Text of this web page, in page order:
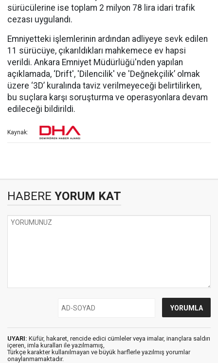
sürücülerine ise toplam 2 milyon 78 lira idari trafik
cezası uygulandı.
Emniyetteki işlemlerinin ardından adliyeye sevk edilen
11 sürücüye, çıkarıldıkları mahkemece ev hapsi
verildi. Ankara Emniyet Müdürlüğü'nden yapılan
açıklamada, ‘Drift', 'Dilencilik' ve 'Değnekçilik’ olmak
üzere ‘3D’ kuralında taviz verilmeyeceği belirtilirken,
bu suçlara karşı soruşturma ve operasyonlara devam
edileceği bildirildi.
Kaynak:
HABERE YORUM KAT
UYARI: Küfür, hakaret, rencide edici cümleler veya imalar, inançlara saldırı
içeren, imla kuralları ile yazılmamış,
Türkçe karakter kullanılmayan ve büyük harflerle yazılmış yorumlar
onaylanmamaktadır.